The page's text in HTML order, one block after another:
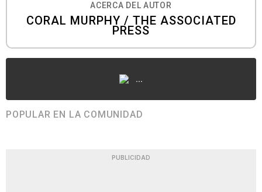
ACERCA DEL AUTOR
CORAL MURPHY / THE ASSOCIATED
PRESS
...
POPULAR EN LA COMUNIDAD
PUBLICIDAD